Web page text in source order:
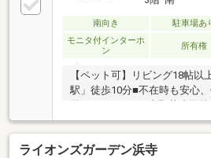
南向き 駐車場あ
モニタ付インターホ
ン
所有権
【ペット可】リビング18帖
駅」徒歩10分■不在時も安心
お子様の登下校にも安心の距
ライオンズガーデン浜寺